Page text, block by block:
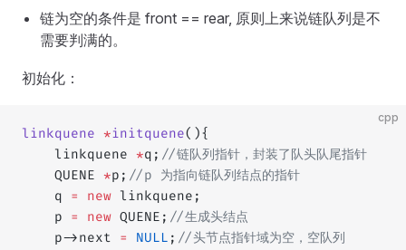
链为空的条件是 front == rear, 原则上来说链队列是不
需要判满的。
初始化：
cpp
linkquene *initquene(){
    linkquene
*q; //链队列指针，封装了队头队尾指针
    QUENE
*p; //p 为指向链队列结点的指针
    q
= new linkquene;
    p
= new QUENE; //生成头结点
    p->next
= NULL ; //头节点指针域为空，空队列